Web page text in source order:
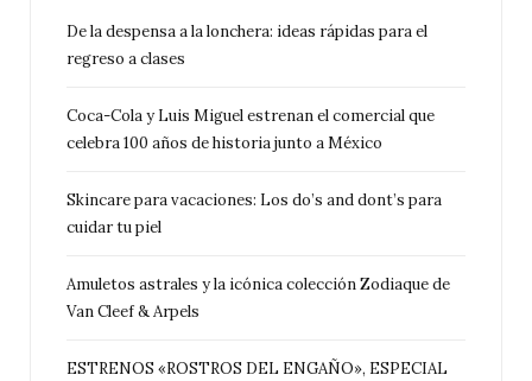
De la despensa a la lonchera: ideas rápidas para el
regreso a clases
Coca-Cola y Luis Miguel estrenan el comercial que
celebra 100 años de historia junto a México
Skincare para vacaciones: Los do’s and dont’s para
cuidar tu piel
Amuletos astrales y la icónica colección Zodiaque de
Van Cleef & Arpels
ESTRENOS «ROSTROS DEL ENGAÑO», ESPECIAL